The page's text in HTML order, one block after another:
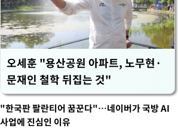
오세훈 "용산공원 아파트, 노무현·
문재인 철학 뒤집는 것"
"한국판 팔란티어 꿈꾼다"…네이버가 국방 AI
사업에 진심인 이유